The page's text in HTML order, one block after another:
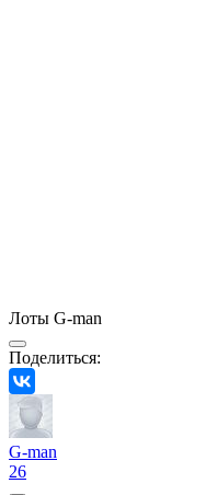
Лоты G-man
Поделиться:
G-man
26